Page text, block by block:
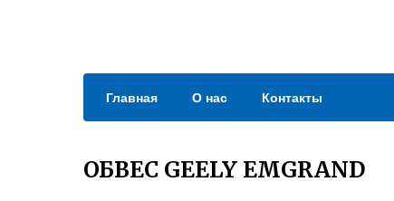
Главная О нас Контакты
ОБВЕС GEELY EMGRAND